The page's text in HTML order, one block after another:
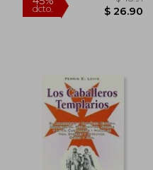
45%
dcto. $ 27.90